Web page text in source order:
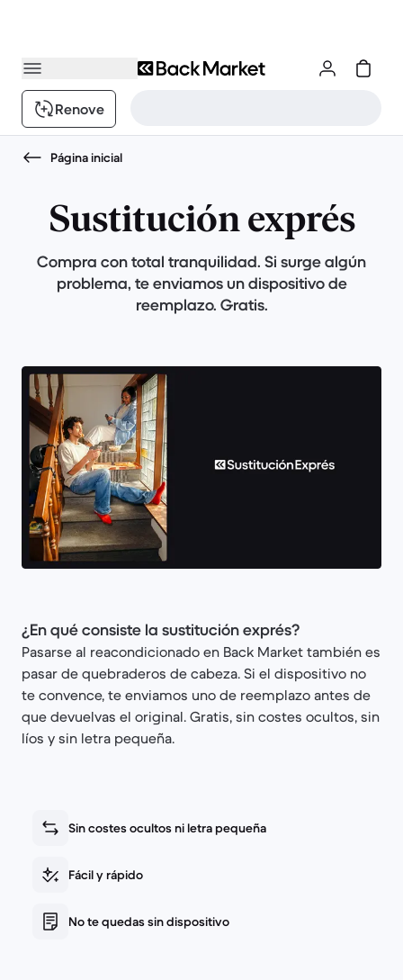
Renove
Página inicial
Sustitución exprés
Compra con total tranquilidad. Si surge algún
problema, te enviamos un dispositivo de
reemplazo. Gratis.
¿En qué consiste la sustitución exprés?
Pasarse al reacondicionado en Back Market también es
pasar de quebraderos de cabeza. Si el dispositivo no
te convence, te enviamos uno de reemplazo antes de
que devuelvas el original. Gratis, sin costes ocultos, sin
líos y sin letra pequeña.
Sin costes ocultos ni letra pequeña
Fácil y rápido
No te quedas sin dispositivo